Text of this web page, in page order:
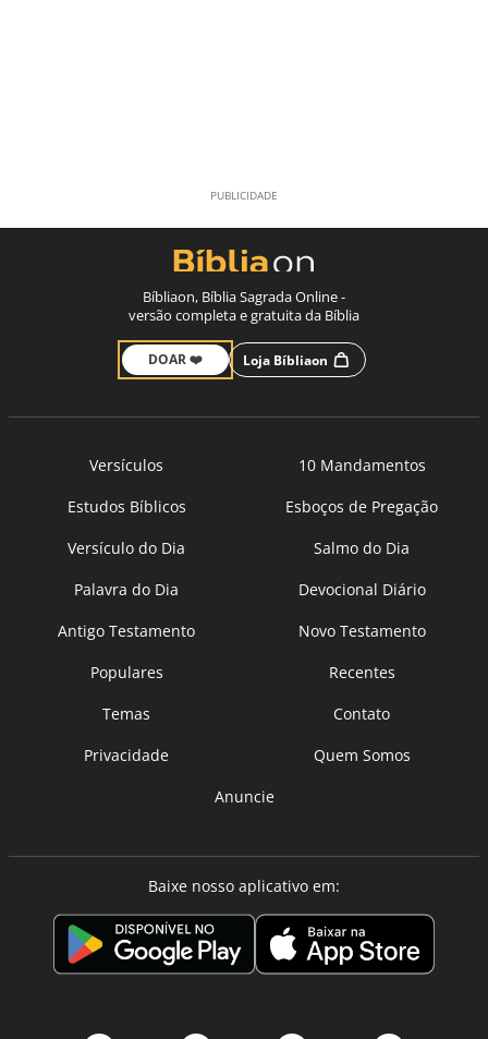
Bíbliaon, Bíblia Sagrada Online -
versão completa e gratuita da Bíblia
DOAR ❤️ Loja Bíbliaon
Versículos
10 Mandamentos
Estudos Bíblicos
Esboços de Pregação
Versículo do Dia
Salmo do Dia
Palavra do Dia
Devocional Diário
Antigo Testamento
Novo Testamento
Populares
Recentes
Temas
Contato
Privacidade
Quem Somos
Anuncie
Baixe nosso aplicativo em: